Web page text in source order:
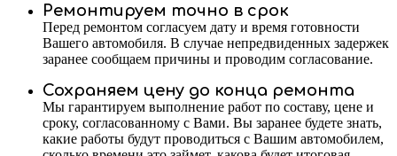
Ремонтируем точно в срок
Перед ремонтом согласуем дату и время готовности
Вашего автомобиля. В случае непредвиденных задержек
заранее сообщаем причины и проводим согласование.
Сохраняем цену до конца ремонта
Мы гарантируем выполнение работ по составу, цене и
сроку, согласованному с Вами. Вы заранее будете знать,
какие работы будут проводиться с Вашим автомобилем,